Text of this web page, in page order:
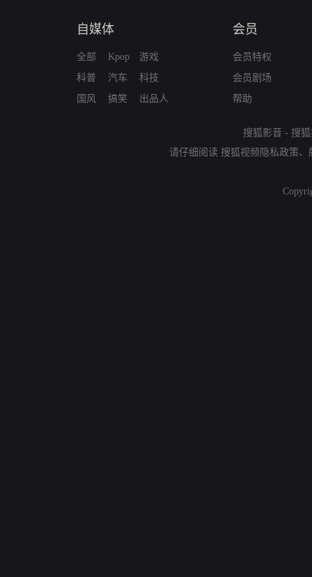
自媒体
全部
科普
国风
Kpop
汽车
搞笑
游戏
科技
出品人
会员
会员特权
会员剧场
帮助
搜狐影音 - 搜
请仔细阅读 搜狐视频隐私政策、